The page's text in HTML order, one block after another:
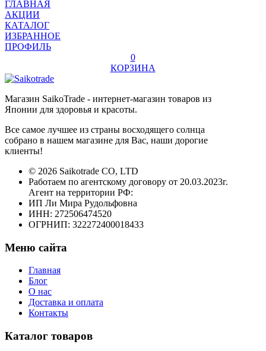
ГЛАВНАЯ
АКЦИИ
КАТАЛОГ
ИЗБРАННОЕ
ПРОФИЛЬ
0
КОРЗИНА
Магазин SaikoTrade - интернет-магазин товаров из
Японии для здоровья и красоты.
Все самое лучшее из страны восходящего солнца
собрано в нашем магазине для Вас, наши дорогие
клиенты!
© 2026 Saikotrade CO, LTD
Работаем по агентскому договору от 20.03.2023г.
Агент на территории РФ:
ИП Ли Мира Рудольфовна
ИНН: 272506474520
ОГРНИП: 322272400018433
Меню сайта
Главная
Блог
О нас
Доставка и оплата
Контакты
Каталог товаров